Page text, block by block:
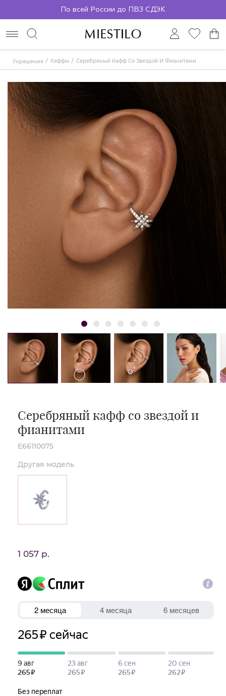
По всей России до ПВЗ СДЭК
Украшения Каффы Серебряный Кафф Со Звездой И Фианитами
Серебряный кафф со звездой и
фианитами
E66110075
Другая модель
1 057 р.